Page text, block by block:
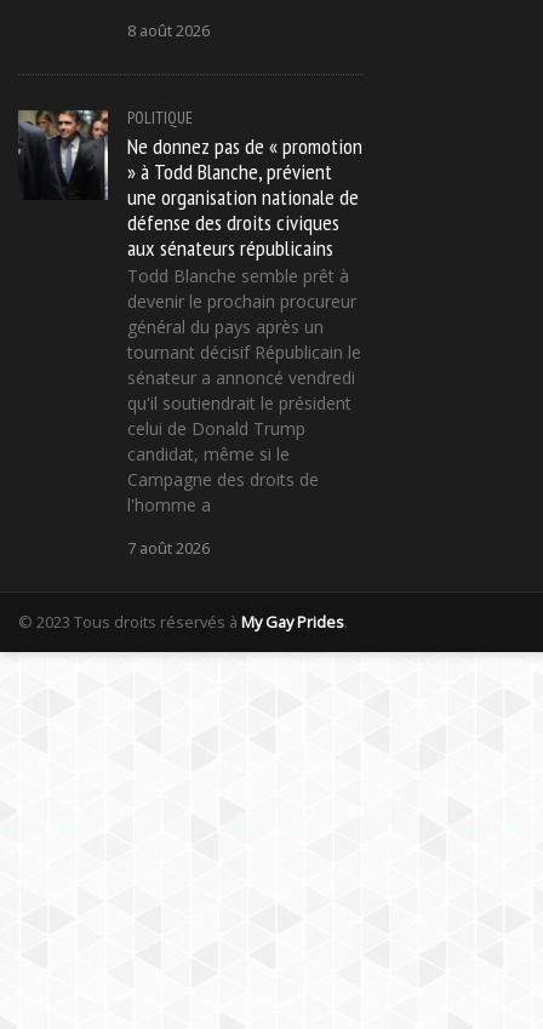
8 août 2026
POLITIQUE
Ne donnez pas de « promotion
» à Todd Blanche, prévient
une organisation nationale de
défense des droits civiques
aux sénateurs républicains
Todd Blanche semble prêt à
devenir le prochain procureur
général du pays après un
tournant décisif Républicain le
sénateur a annoncé vendredi
qu'il soutiendrait le président
celui de Donald Trump
candidat, même si le
Campagne des droits de
l'homme a
7 août 2026
© 2023 Tous droits réservés à My Gay Prides.